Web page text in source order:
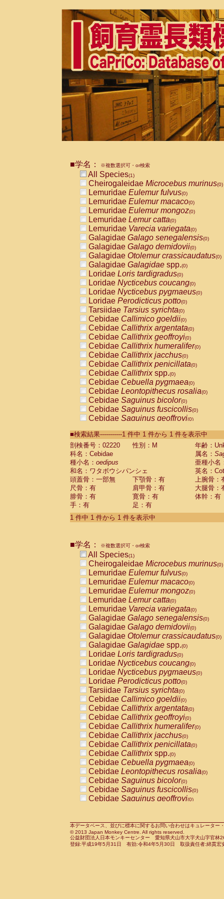
■学名： ※複数選択可・or検索
All Species(1)
Cheirogaleidae Microcebus murinus(0)
Lemuridae Eulemur fulvus(0)
Lemuridae Eulemur macaco(0)
Lemuridae Eulemur mongoz(0)
Lemuridae Lemur catta(0)
Lemuridae Varecia variegata(0)
Galagidae Galago senegalensis(0)
Galagidae Galago demidovii(0)
Galagidae Otolemur crassicaudatus(0)
Galagidae Galagidae spp.(0)
Loridae Loris tardigradus(0)
Loridae Nycticebus coucang(0)
Loridae Nycticebus pygmaeus(0)
Loridae Perodicticus potto(0)
Tarsiidae Tarsius syrichta(0)
Cebidae Callimico goeldii(0)
Cebidae Callithrix argentata(0)
Cebidae Callithrix geoffroyi(0)
Cebidae Callithrix humeralifer(0)
Cebidae Callithrix jacchus(0)
Cebidae Callithrix penicillata(0)
Cebidae Callithrixspp.(0)
Cebidae Cebuella pygmaea(0)
Cebidae Leontopithecus rosalia(0)
Cebidae Saguinus bicolor(0)
Cebidae Saguinus fuscicollis(0)
Cebidae Saguinus geoffroyi(0)
CebidaeSaguinus labiatus(0)
Cebidae Saguinus leucopus (0)
Cebidae
Cebidae
CebidaeSaguinus nigricollis (0)
Cebidae Saguinus oedipus
Cebidae Saguinus weddelli
Cebidae Saguinusspp.
Cebidae Aotus trivirgatus
Cebidae Cebus albifrons
CebidaeCebus nigrivittatus
CebidaeCebus
CebidaeSaimiri boliviensis(0)
CebidaeSaimiri sciureus(0)
AtelidaeAlouatta caraya(0)
AtelidaeAlouatta fusca(0)
AtelidaeAlouatta seniculus
AtelidaeAlouattaspp.(0)
AtelidaeAteles belzebuth(0)
AtelidaeAteles geoffroyi(0)
AtelidaeAteles paniscus(0)
AtelidaeAtelesspp.(0)
Atelidae Lagothrix lagothricha
AtelidaeLagothrix lagothricha cana
PitheciidaeCacajao calvus
PitheciidaeCallicebus cupreus
PitheciidaeCallicebus donacophilus
PitheciidaeCallicebus moloch
PitheciidaeCallicebus torquatus
PitheciidaeCallicebusspp.(0)
PitheciidaeChiropotes satanas(0)
PitheciidaePithecia monachus
PitheciidaePithecia pithecia(0)
CercopithecidaeCercocebus agilis
CercopithecidaeCercocebus
CercopithecidaeCercocebus
CercopithecidaeCercocebus
CercopithecidaeCercocebus
CercopithecidaeCercocebushybrid
CercopithecidaePapio anubis(0)
CercopithecidaePapio cynocephalus
CercopithecidaePapio hamadryas(0)
■検索結果-----------1 件中 1 件から 1 件を表示中
剖検番号：02220
性別：M
年齢：
科名：Cebidae
属名：
種小名： oedipus
亜種小名
和名：ワタボウシパンシェ
英名：
頭蓋骨：一部無
下顎骨：有
上腕骨：
尺骨：有
肩甲骨：有
大腿骨：
腓骨：有
寛骨：有
体幹：有
手：有
足：有
1 件中 1 件から 1 件を表示中
■学名： ※複数選択可・or検索
All Species(1)
Cheirogaleidae Microcebus murinus(0)
Lemuridae Eulemur fulvus(0)
Lemuridae Eulemur macaco(0)
Lemuridae Eulemur mongoz(0)
Lemuridae Lemur catta(0)
Lemuridae Varecia variegata(0)
Galagidae Galago senegalensis(0)
Galagidae Galago demidovii(0)
Galagidae Otolemur crassicaudatus(0)
Galagidae Galagidae spp.(0)
Loridae Loris tardigradus(0)
Loridae Nycticebus coucang(0)
Loridae Nycticebus pygmaeus(0)
Loridae Perodicticus potto(0)
Tarsiidae Tarsius syrichta(0)
Cebidae Callimico goeldii(0)
Cebidae Callithrix argentata(0)
Cebidae Callithrix geoffroyi(0)
Cebidae Callithrix humeralifer(0)
Cebidae Callithrix jacchus(0)
Cebidae Callithrix penicillata(0)
Cebidae Callithrixspp.(0)
Cebidae Cebuella pygmaea(0)
Cebidae Leontopithecus rosalia(0)
Cebidae Saguinus bicolor(0)
Cebidae Saguinus fuscicollis(0)
Cebidae Saguinus geoffroyi(0)
CebidaeSaguinus leucopus(0)
CebidaeSaguinus midas(0)
Cebidae Saguinus mystax(0)
本データベース、並びに標本に関するお問い合わせはキュレータ
© 2013 Japan Monkey Centre. All rights reserved.
公益財団法人日本モンキーセンター 愛知県犬山市大字犬山字官
登録:平成19年5月31日 有効:令和4年5月30日 取扱責任者:綿貫宏